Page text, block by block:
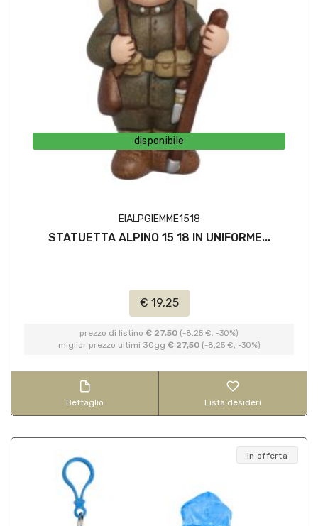
disponibile
EIALPGIEMME1518
STATUETTA ALPINO 15 18 IN UNIFORME...
€ 19,25
prezzo di listino € 27,50 (-8,25 €, -30%)
miglior prezzo ultimi 30gg € 27,50 (-8,25 €, -30%)
Dettaglio Lista desideri
In offerta